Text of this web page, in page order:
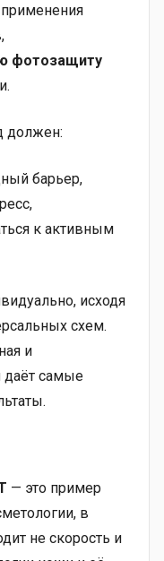
применения
фотозащиту
должен:
барьер,
к активным
исходя
схем.
и
даёт самые
— это пример
в
не скорость и